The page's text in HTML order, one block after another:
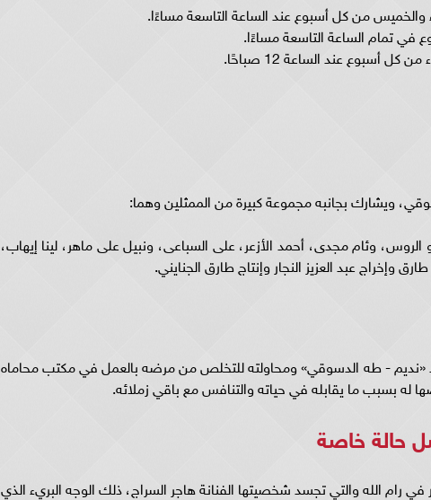
من كل أسبوع عند الساعة التاسعة مساءًا.
ويشارك بجانبه مجموعة كبيرة من الممثلين وهما:
وئام مجدى، أحمد الأزعر، على السباعى، ونبيل على ماهر، لينا إيهاب،
عبد العزيز النجار وإنتاج طارق الجنايني.
- طه الدسوقي» ومحاولته للتخلص من مرضه بالعمل في مكتب محاماه
له بسبب ما يقابله في حياته والتنافس مع باقي زملائه.
حالة خاصة
الله والتي تجسد شخصيتها الفنانة هاجر السراج، ذلك الوجه البريء الذي